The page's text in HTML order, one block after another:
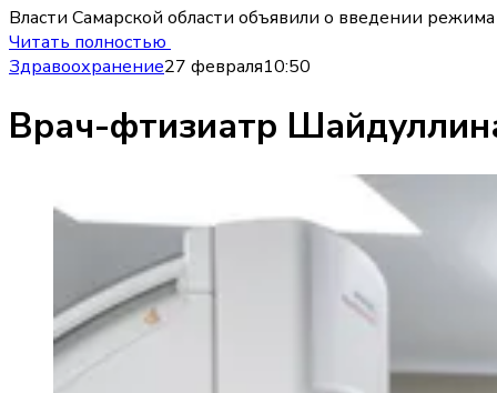
Власти Самарской области объявили о введении
Читать полностью
Здравоохранение27 февраля10:50
Врач-фтизиатр